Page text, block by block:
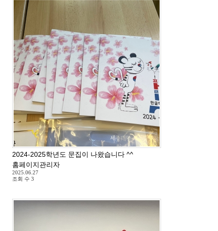
2024-2025학년도 문집이 나왔습니다 ^^
홈페이지관리자
2025.06.27
조회 수 3